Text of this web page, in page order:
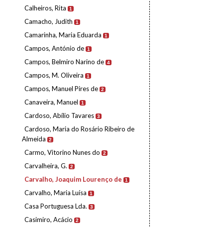
Calheiros, Rita 1
Camacho, Judith 1
Camarinha, Maria Eduarda 1
Campos, António de 1
Campos, Belmiro Narino de 4
Campos, M. Oliveira 1
Campos, Manuel Pires de 2
Canaveira, Manuel 1
Cardoso, Abílio Tavares 3
Cardoso, Maria do Rosário Ribeiro de
Almeida
2
Carmo, Vitorino Nunes do 2
Carvalheira, G. 2
Carvalho, Joaquim Lourenço de 1
Carvalho, Maria Luísa 1
Casa Portuguesa Lda. 3
Casimiro, Acácio 2